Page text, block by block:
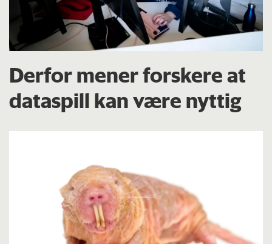
Derfor mener forskere at
dataspill kan være nyttig